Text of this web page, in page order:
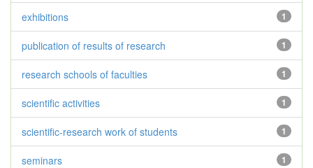
1
exhibitions
1
publication of results of research
1
research schools of faculties
1
scientific activities
1
scientific-research work of students
1
seminars